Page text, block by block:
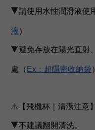
🔻請使用水性潤滑液使
液）
🔻避免存放在陽光直射
處 （ Ex：超隱密收納袋）
⚠️【飛機杯｜清潔注意
🔻不建議翻開清洗。